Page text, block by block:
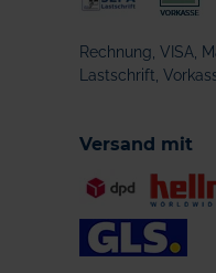
Rechnung, VISA,
Lastschrift,
Versand mit